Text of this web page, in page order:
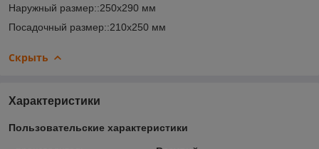
Наружный размер::250x290 мм
Посадочный размер::210х250 мм
Скрыть
Характеристики
Пользовательские характеристики